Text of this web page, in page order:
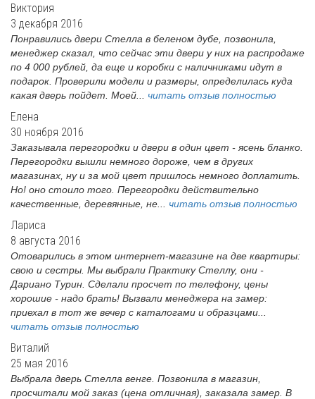
Виктория
3 декабря 2016
Понравились двери Стелла в беленом дубе, позвонила,
менеджер сказал, что сейчас эти двери у них на распродаже
по 4 000 рублей, да еще и коробки с наличниками идут в
подарок. Проверили модели и размеры, определилась куда
какая дверь пойдет. Моей... читать отзыв полностью
Елена
30 ноября 2016
Заказывала перегородки и двери в один цвет - ясень бланко.
Перегородки вышли немного дороже, чем в других
магазинах, ну и за мой цвет пришлось немного доплатить.
Но! оно стоило того. Перегородки действительно
качественные, деревянные, не... читать отзыв полностью
Лариса
8 августа 2016
Отоварились в этом интернет-магазине на две квартиры:
свою и сестры. Мы выбрали Практику Стеллу, они -
Дариано Турин. Сделали просчет по телефону, цены
хорошие - надо брать! Вызвали менеджера на замер:
приехал в тот же вечер с каталогами и образцами...
читать отзыв полностью
Виталий
25 мая 2016
Выбрала дверь Стелла венге. Позвонила в магазин,
просчитали мой заказ (цена отличная), заказала замер. В